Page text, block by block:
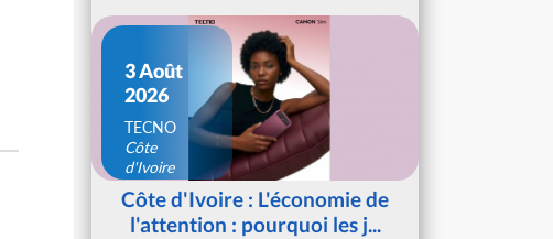
3 Août
2026
TECNO
Côte
d'Ivoire
Côte d'Ivoire : L'économie de
l'attention : pourquoi les j...